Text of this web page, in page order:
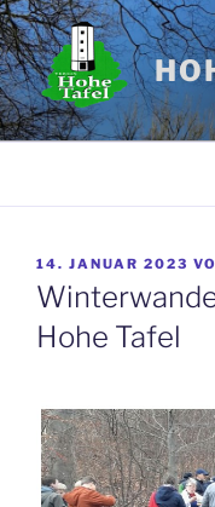
Zum
Inhalt
springen
VERÖFFENTLICHT
AM
14. JANUAR 2023
Hohe Tafel